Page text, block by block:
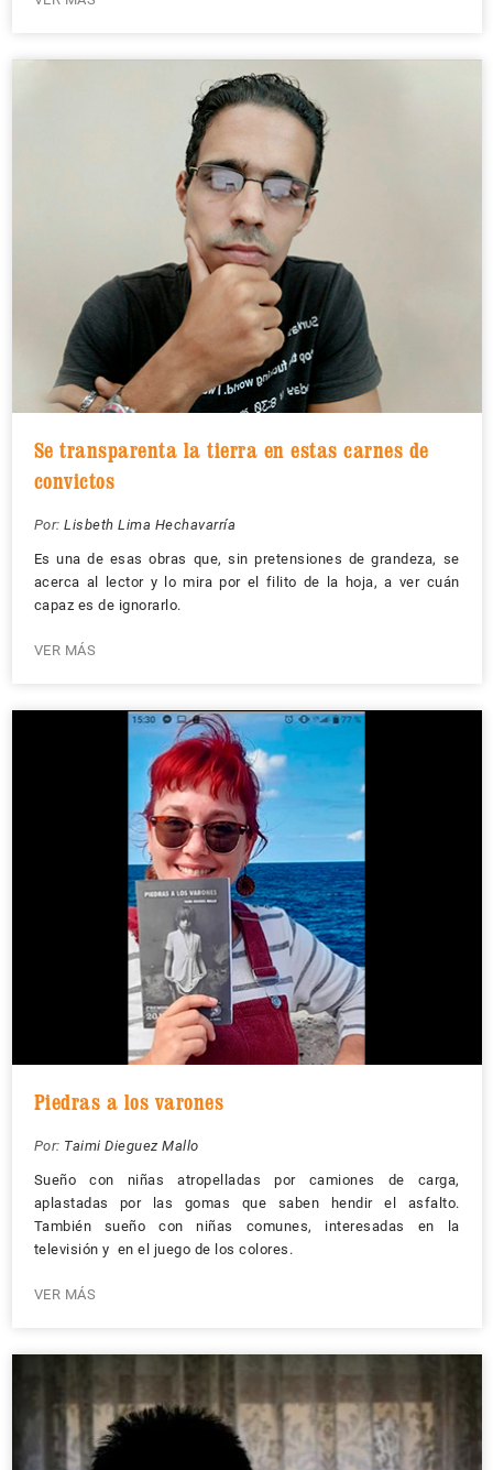
Se transparenta la tierra en estas carnes de
convictos
Por: Lisbeth Lima Hechavarría
Es una de esas obras que, sin pretensiones de grandeza, se
acerca al lector y lo mira por el filito de la hoja, a ver cuán
capaz es de ignorarlo.
VER MÁS
Piedras a los varones
Por: Taimi Dieguez Mallo
Sueño con niñas atropelladas por camiones de carga,
aplastadas por las gomas que saben hendir el asfalto.
También sueño con niñas comunes, interesadas en la
televisión y en el juego de los colores.
VER MÁS